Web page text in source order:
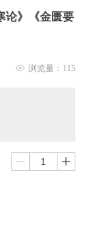
论》《金匮要
ꁖ 浏览量： 115
ꄷ ꄸ